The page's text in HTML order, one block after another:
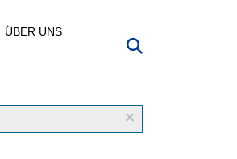
ÜBER UNS
×